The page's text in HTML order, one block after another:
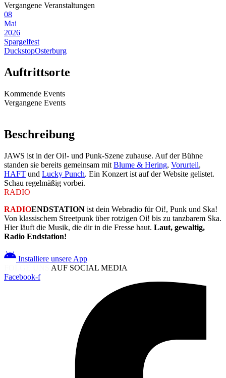
Vergangene Veranstaltungen
08
Mai
2026
Spargelfest
DuckstopOsterburg
Auftrittsorte
Kommende Events
Vergangene Events
Beschreibung
JAWS ist in der Oi!- und Punk-Szene zuhause. Auf der Bühne
standen sie bereits gemeinsam mit Blume & Hering, Vorurteil,
HAFT und Lucky Punch. Ein Konzert ist auf der Website gelistet.
Schau regelmäßig vorbei.
RADIO
RADIOENDSTATION ist dein Webradio für Oi!, Punk und Ska!
Von klassischem Streetpunk über rotzigen Oi! bis zu tanzbarem Ska.
Hier läuft die Musik, die dir in die Fresse haut. Laut, gewaltig,
Radio Endstation!
Installiere unsere App
AUF SOCIAL MEDIA
Facebook-f